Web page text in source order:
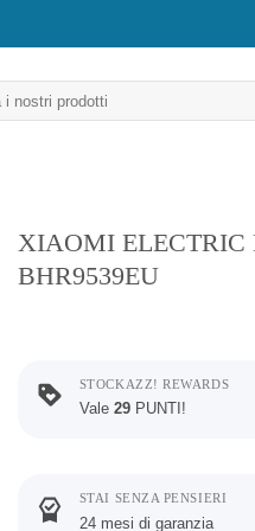
XIAOMI ELECTRIC
BHR9539EU
STOCKAZZ! REWARDS
Vale 29 PUNTI!
STAI SENZA PENSIERI
24 mesi di garanzia